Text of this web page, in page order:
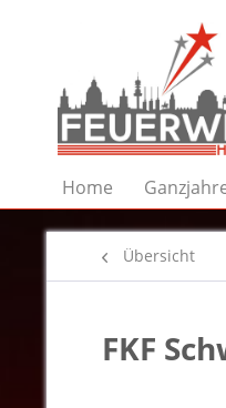
Home
Übersicht
FKF